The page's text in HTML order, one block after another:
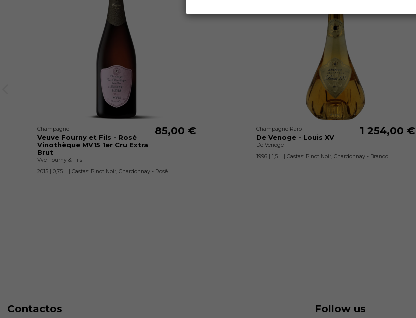
Champagne
Veuve Fourny et Fils - Rosé
Vinothèque MV15 1er Cru Extra
Brut
Vve Fourny & Fils
85,00 €
2015 | 0,75 L | Castas: Pinot Noir, Chardonnay - Rosê
Champagne Raro
De Venoge - Louis XV
De Venoge
1 254,00 €
1996 | 1,5 L | Castas: Pinot Noir, Chardonnay - Branco
Contactos Follow us